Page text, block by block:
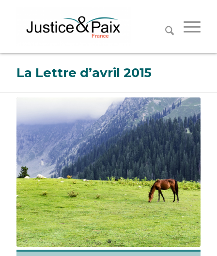
La Lettre d’avril 2015